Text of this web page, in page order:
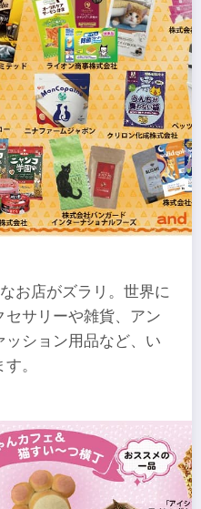
お店がズラリ。世界に
サリーや雑貨、アン
ション用品など、い
。